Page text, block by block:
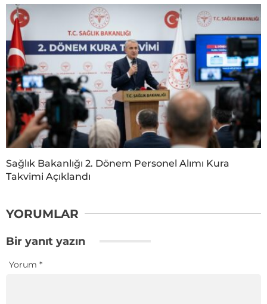
Sağlık Bakanlığı 2. Dönem Personel Alımı Kura
Takvimi Açıklandı
YORUMLAR
Bir yanıt yazın
Yorum *